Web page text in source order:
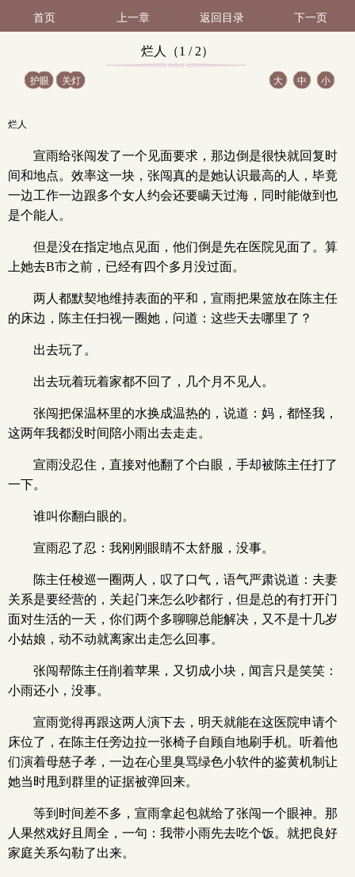
首页 上一章 返回目录 下一页
烂人（1 / 2）
护眼 关灯 大 中 小
烂人
宣雨给张闯发了一个见面要求，那边倒是很快就回复时
间和地点。效率这一块，张闯真的是她认识最高的人，毕竟
一边工作一边跟多个女人约会还要瞒天过海，同时能做到也
是个能人。
但是没在指定地点见面，他们倒是先在医院见面了。算
上她去B市之前，已经有四个多月没过面。
两人都默契地维持表面的平和，宣雨把果篮放在陈主任
的床边，陈主任扫视一圈她，问道：这些天去哪里了？
出去玩了。
出去玩着玩着家都不回了，几个月不见人。
张闯把保温杯里的水换成温热的，说道：妈，都怪我，
这两年我都没时间陪小雨出去走走。
宣雨没忍住，直接对他翻了个白眼，手却被陈主任打了
一下。
谁叫你翻白眼的。
宣雨忍了忍：我刚刚眼睛不太舒服，没事。
陈主任梭巡一圈两人，叹了口气，语气严肃说道：夫妻
关系是要经营的，关起门来怎么吵都行，但是总的有打开门
面对生活的一天，你们两个多聊聊总能解决，又不是十几岁
小姑娘，动不动就离家出走怎么回事。
张闯帮陈主任削着苹果，又切成小块，闻言只是笑笑：
小雨还小，没事。
宣雨觉得再跟这两人演下去，明天就能在这医院申请个
床位了，在陈主任旁边拉一张椅子自顾自地刷手机。听着他
们演着母慈子孝，一边在心里臭骂绿色小软件的鉴黄机制让
她当时甩到群里的证据被弹回来。
等到时间差不多，宣雨拿起包就给了张闯一个眼神。那
人果然戏好且周全，一句：我带小雨先去吃个饭。就把良好
家庭关系勾勒了出来。